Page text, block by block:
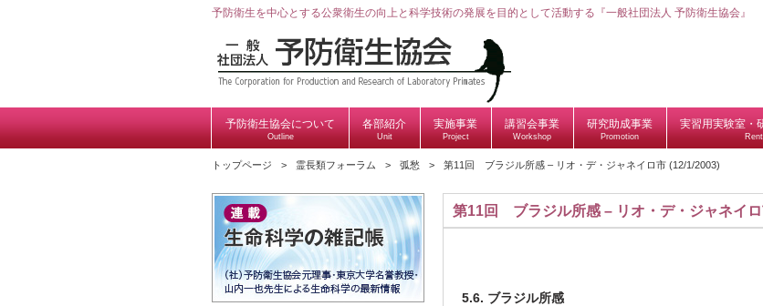
予防衛生を中心とする公衆衛生の向上と科学技術の発展を目的として活動する『一般社団法人 予防衛生協会』
予防衛生協会について
Outline
各部紹介
Unit
実施事業
Project
講習会事業
Workshop
研究助成事業
Promotion
実習用実験室・
トップページ 霊長類フォーラム 弧愁 第11回 ブラジル所感 – リオ・デ・ジャネイロ市 (12/1/2003)
第11回 ブラジル所感 – リオ・デ・ジャネイ
5.6. ブラジル所感